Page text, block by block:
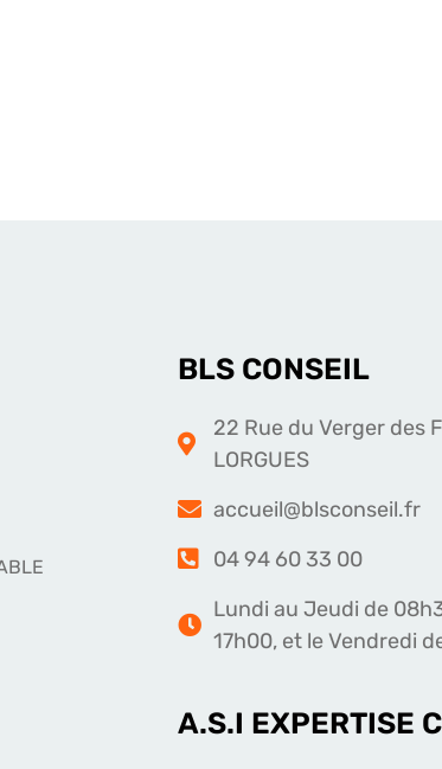
BLS CONSEIL
22 Rue du Verger des
LORGUES
accueil@blsconseil.fr
04 94 60 33 00
Lundi au Jeudi de
17h00, et le Vendredi
A.S.I EXPERTISE